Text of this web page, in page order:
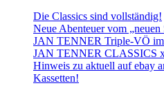
Die Classics sind vollständig!
Neue Abenteuer vom „neuen
JAN TENNER Triple-VÖ im
JAN TENNER CLASSICS
Hinweis zu aktuell auf ebay
Kassetten!